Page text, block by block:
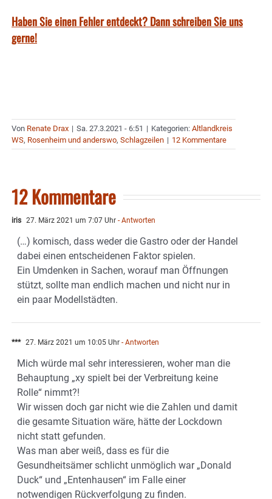
Haben Sie einen Fehler entdeckt? Dann schreiben Sie uns
gerne!
Von Renate Drax | Sa. 27.3.2021 - 6:51 | Kategorien: Altlandkreis
WS, Rosenheim und anderswo, Schlagzeilen | 12 Kommentare
12 Kommentare
iris 27. März 2021 um 7:07 Uhr - Antworten
(…) komisch, dass weder die Gastro oder der Handel
dabei einen entscheidenen Faktor spielen.
Ein Umdenken in Sachen, worauf man Öffnungen
stützt, sollte man endlich machen und nicht nur in
ein paar Modellstädten.
*** 27. März 2021 um 10:05 Uhr - Antworten
Mich würde mal sehr interessieren, woher man die
Behauptung „xy spielt bei der Verbreitung keine
Rolle“ nimmt?!
Wir wissen doch gar nicht wie die Zahlen und damit
die gesamte Situation wäre, hätte der Lockdown
nicht statt gefunden.
Was man aber weiß, dass es für die
Gesundheitsämer schlicht unmöglich war „Donald
Duck“ und „Entenhausen“ im Falle einer
notwendigen Rückverfolgung zu finden.